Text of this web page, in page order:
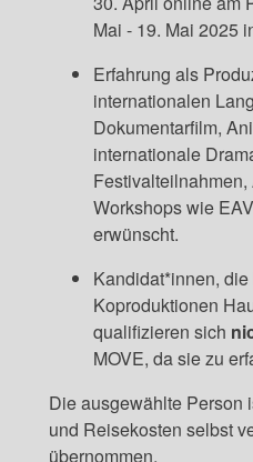
Mai - 19. Mai 2025
Erfahrung als
internationalen
Dokumentarfilm,
internationale
Workshops wie
erwünscht.
Kandidat*innen,
Koproduktionen
qualifizieren sich
MOVE, da sie zu
Die ausgewählte Person
und Reisekosten selbst
übernommen.